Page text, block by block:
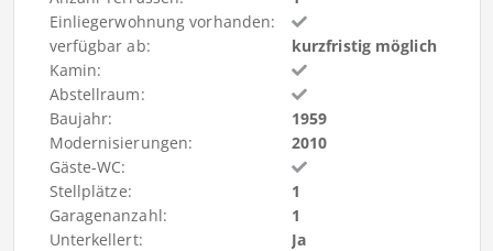
Einliegerwohnung vorhanden:
verfügbar ab:
kurzfristig möglich
Kamin:
Abstellraum:
Baujahr:
1959
Modernisierungen:
2010
Gäste-WC:
Stellplätze:
1
Garagenanzahl:
1
Unterkellert:
Ja